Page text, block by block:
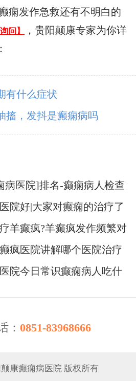
癫痫发作急救还有不明白的
问】
，贵阳颠康专家为你详
有什么症状
搐，发抖是癫痫病吗
病医院]排名-癫痫病人检查
院好|大家对癫痫的治疗了
羊癫疯?羊癫疯发作频繁对
疯医院讲解哪个医院治疗
院今日常识癫痫病人吃什
： 0851-83968666
康癫痫病医院 版权所有